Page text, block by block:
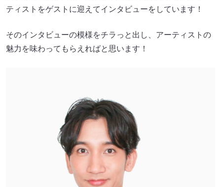
ティストをゲストに迎えてインタビューをしています！
そのインタビューの模様をチラっと出し、アーティストの
魅力を味わってもらえればと思います！